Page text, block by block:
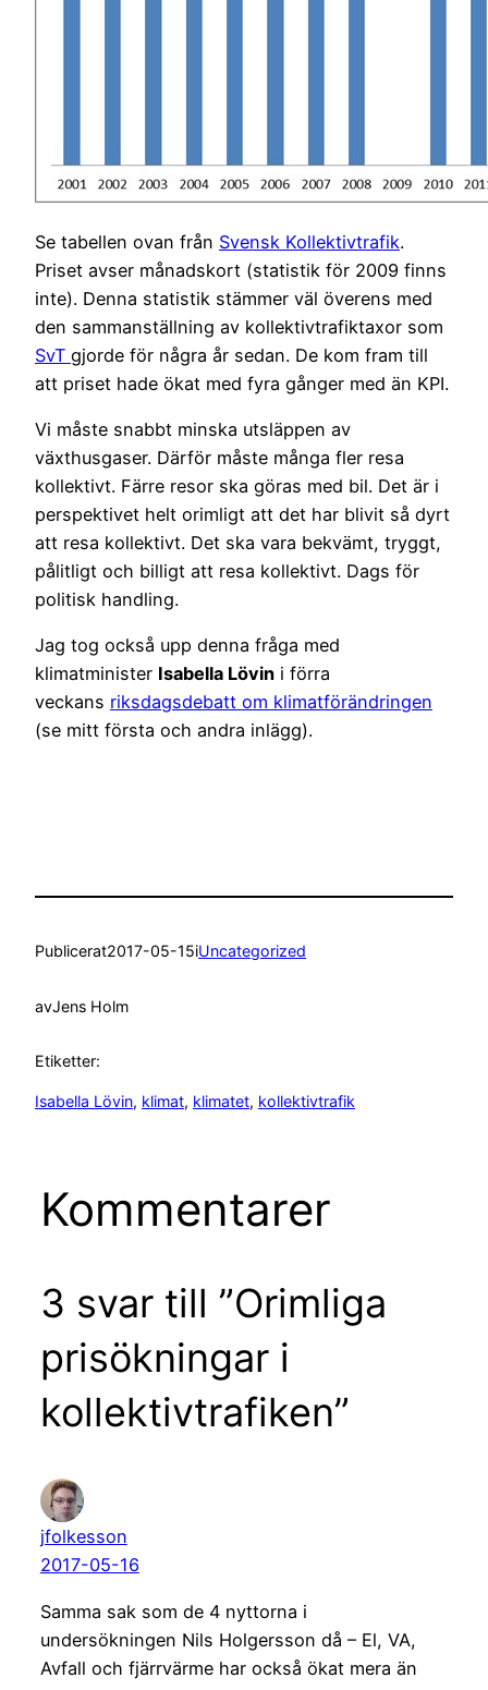
Se tabellen ovan från Svensk Kollektivtrafik.
Priset avser månadskort (statistik för 2009 finns
inte). Denna statistik stämmer väl överens med
den sammanställning av kollektivtrafiktaxor som
SvT gjorde för några år sedan. De kom fram till
att priset hade ökat med fyra gånger med än KPI.
Vi måste snabbt minska utsläppen av
växthusgaser. Därför måste många fler resa
kollektivt. Färre resor ska göras med bil. Det är i
perspektivet helt orimligt att det har blivit så dyrt
att resa kollektivt. Det ska vara bekvämt, tryggt,
pålitligt och billigt att resa kollektivt. Dags för
politisk handling.
Jag tog också upp denna fråga med
klimatminister Isabella Lövin i förra
veckans riksdagsdebatt om klimatförändringen
(se mitt första och andra inlägg).
Publicerat2017-05-15iUncategorized
avJens Holm
Etiketter:
Isabella Lövin, klimat, klimatet, kollektivtrafik
Kommentarer
3 svar till ”Orimliga
prisökningar i
kollektivtrafiken”
jfolkesson
2017-05-16
Samma sak som de 4 nyttorna i
undersökningen Nils Holgersson då – El, VA,
Avfall och fjärrvärme har också ökat mera än